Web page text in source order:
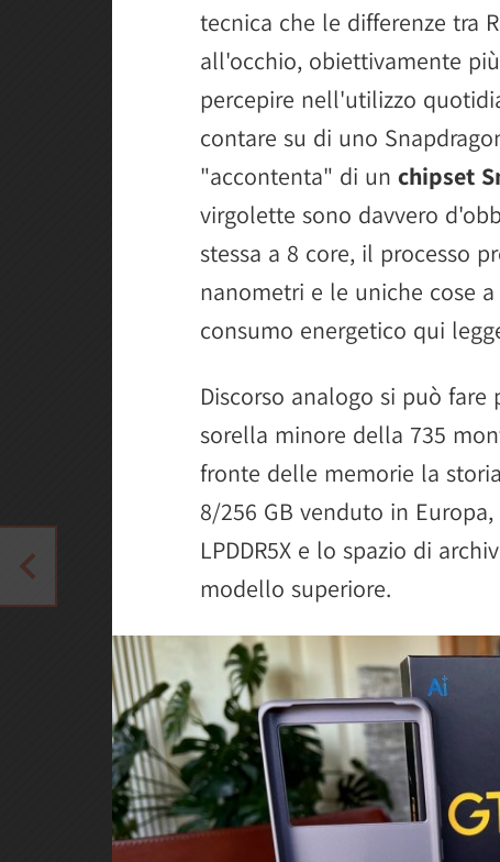
tecnica che le differenze tra
all'occhio, obiettivamente
percepire nell'utilizzo
contare su di uno
"accontenta" di un chipset
virgolette sono davvero
stessa a 8 core, il processo
nanometri e le uniche cose
consumo energetico qui
Discorso analogo si può fare
sorella minore della 735
fronte delle memorie la
8/256 GB venduto in
LPDDR5X e lo spazio di
modello superiore.